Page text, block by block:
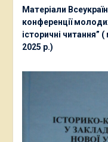
Матеріали
конференції
історичні читання”
2025 р.)